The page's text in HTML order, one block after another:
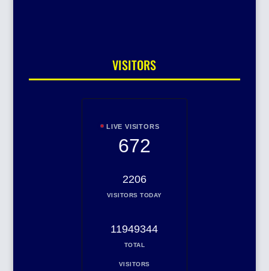
VISITORS
LIVE VISITORS
672
2206
VISITORS TODAY
11949344
TOTAL
VISITORS